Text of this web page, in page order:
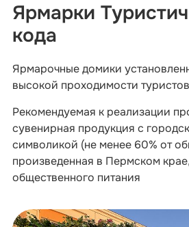
Ярмарки
кода
Ярмарочные домики
высокой проходимости
Рекомендуемая к реализации
сувенирная продукция с
символикой (не менее 60% от
произведенная в Пермском
общественного питания